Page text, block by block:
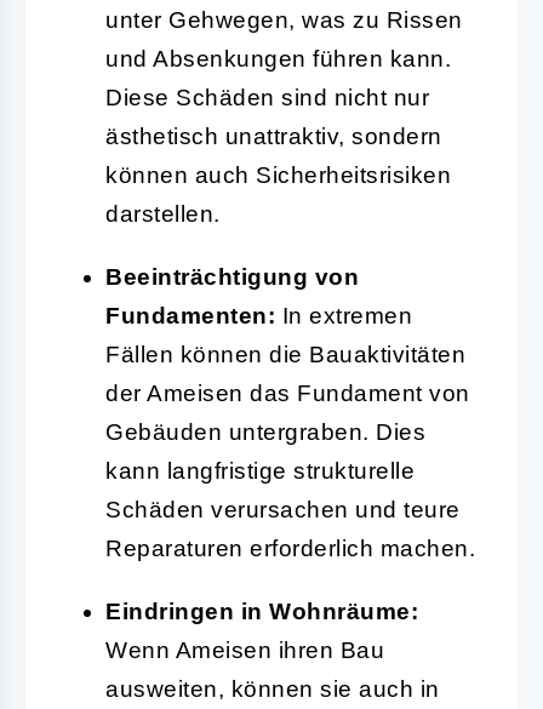
unter Gehwegen, was zu Rissen
und Absenkungen führen kann.
Diese Schäden sind nicht nur
ästhetisch unattraktiv, sondern
können auch Sicherheitsrisiken
darstellen.
Beeinträchtigung von
Fundamenten: In extremen
Fällen können die Bauaktivitäten
der Ameisen das Fundament von
Gebäuden untergraben. Dies
kann langfristige strukturelle
Schäden verursachen und teure
Reparaturen erforderlich machen.
Eindringen in Wohnräume:
Wenn Ameisen ihren Bau
ausweiten, können sie auch in